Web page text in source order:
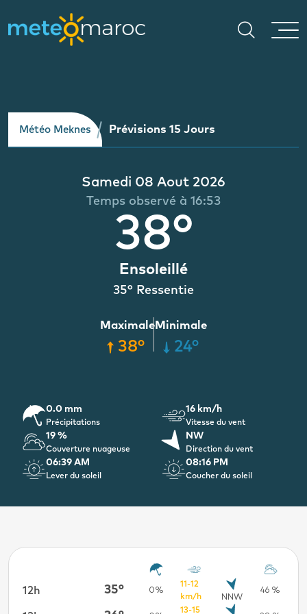
Météo Meknes Prévisions 15 Jours
Samedi 08 Aout 2026
Temps observé à 16:53
38°
Ensoleillé
35° Ressentie
Maximale
38°
Minimale
24°
0.0 mm
Précipitations
16 km/h
Vitesse du vent
19 %
Couverture nuageuse
NW
Direction du vent
06:39 AM
Lever du soleil
08:16 PM
Coucher du soleil
12h 35° 0%
11-12
km/h
NNW
46 %
13-15